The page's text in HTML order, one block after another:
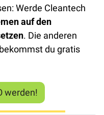
Werde Cleantech
auf den
. Die anderen
du gratis
werden!